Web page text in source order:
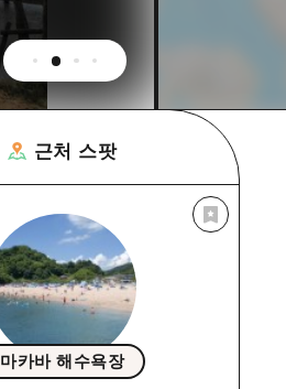
근처 스팟
마카바 해수욕장